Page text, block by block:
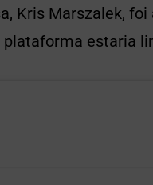
Kris Marszalek,
plataforma estaria